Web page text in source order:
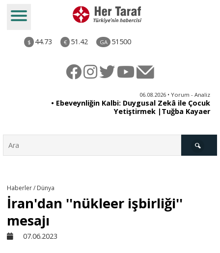
$ 44.73 € 51.42 GA 51500
06.08.2026 • Yorum - Analiz
• Ebeveynliğin Kalbi: Duygusal Zekâ ile Çocuk
Yetiştirmek |Tuğba Kayaer
Haberler / Dünya
İran'dan ''nükleer işbirliği''
mesajı
07.06.2023